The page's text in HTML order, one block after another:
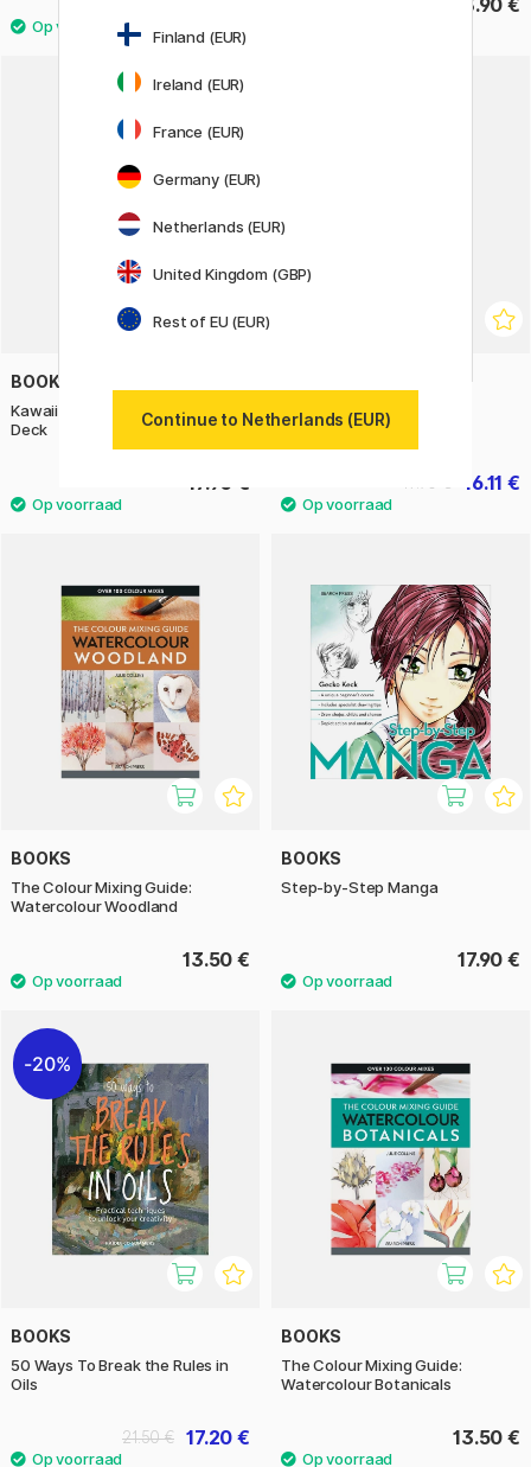
23.90 €
BOOKS
Kawaii Cute and Easy Drawing
Deck
17.90 €
Watercolor Mixing Deck:
Architecture
16.11 €
BOOKS
The Colour Mixing Guide:
Watercolour Woodland
13.50 €
BOOKS
Step-by-Step Manga
17.90 €
20%
BOOKS
50 Ways To Break the Rules in
Oils
17.20 €
21.50 €
BOOKS
The Colour Mixing Guide:
Watercolour Botanicals
13.50 €
Finland (EUR)
Ireland (EUR)
France (EUR)
Germany (EUR)
Netherlands (EUR)
United Kingdom (GBP)
Rest of EU (EUR)
Continue to Netherlands (EUR)